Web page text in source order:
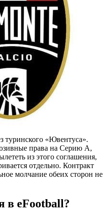
туринского «Ювентуса».
права на Серию А,
из этого соглашения,
отдельно. Контракт
молчание обеих сторон не
в eFootball?